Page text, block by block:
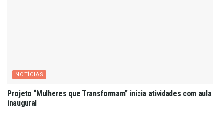
NOTÍCIAS
Projeto “Mulheres que Transformam” inicia atividades com aula
inaugural